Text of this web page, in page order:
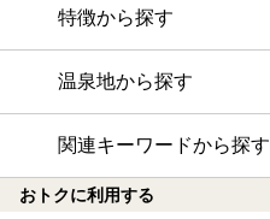
特徴から探す
温泉地から探す
関連キーワードから探す
おトクに利用する